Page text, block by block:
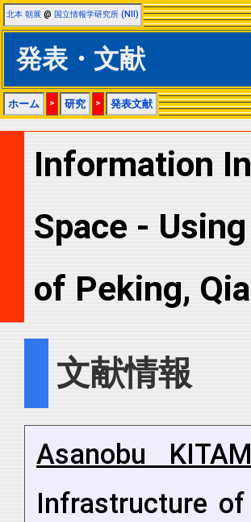
北本 朝展 @ 国立情報学研究所 (NII)
発表・文献
ホーム > 研究 > 発表文献
Information
Space -
of Peking,
文献情報
Asanobu
Infrastructure